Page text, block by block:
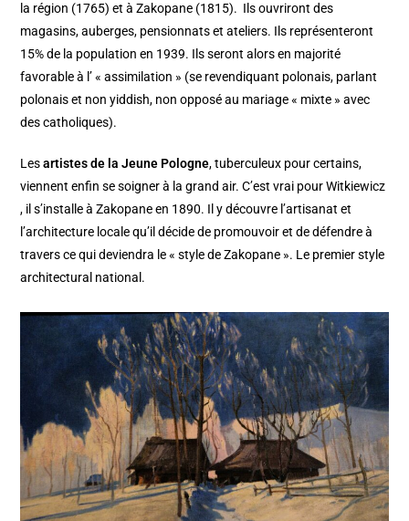
la région (1765) et à Zakopane (1815). Ils ouvriront des
magasins, auberges, pensionnats et ateliers. Ils représenteront
15% de la population en 1939. Ils seront alors en majorité
favorable à l’ « assimilation » (se revendiquant polonais, parlant
polonais et non yiddish, non opposé au mariage « mixte » avec
des catholiques).
Lesartistes de la Jeune Pologne, tuberculeux pour certains,
viennent enfin se soigner à la grand air. C’est vrai pour Witkiewicz
, il s’installe à Zakopane en 1890. Il y découvre l’artisanat et
l’architecture locale qu’il décide de promouvoir et de défendre à
travers ce qui deviendra le « style de Zakopane ». Le premier style
architectural national.